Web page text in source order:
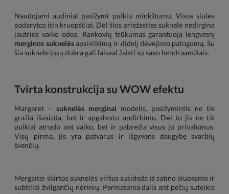
Naudojami audiniai pasižymi puikiu minkštumu. Visos siūlės
padarytos itin kruopščiai. Dėl šios priežasties suknelė nedirgina
jautrios vaiko odos. Rankovių trūkumas garantuoja lengvesnį
merginos suknelėsapsivilkimą ir didelį dėvėjimo patogumą. Su
šia suknele jūsų dukra gali laisvai žaisti su savo bendraamžiais.
Tvirta konstrukcija su WOW efektu
Margaret – suknelės merginai modelis, pasižymintis ne tik
gražia išvaizda, bet ir apgalvotu apdirbimu. Dėl to jis ne tik
puikiai atrodo ant vaiko, bet ir pabrėžia visus jo privalumus.
Visų pirma, jis yra patvarus ir išgyvens daugybę svarbių
švenčių.
Mergaitei skirtos suknelės viršus susideda iš satino sluoksnio ir
subtiliai žvilgančių nėrinių. Permatoma dalis ant pečių suteikia